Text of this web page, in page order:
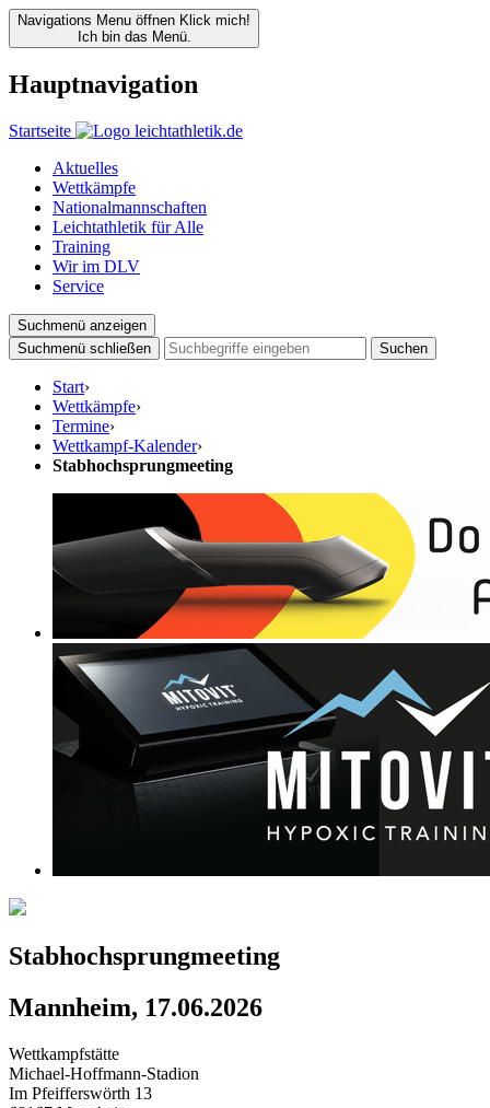
Navigations Menu öffnen Klick mich!
Ich bin das Menü.
Hauptnavigation
Startseite
Aktuelles
Wettkämpfe
Nationalmannschaften
Leichtathletik für Alle
Training
Wir im DLV
Service
Suchmenü anzeigen
Suchmenü schließen
Suchen
Start›
Wettkämpfe›
Termine›
Wettkampf-Kalender›
Stabhochsprungmeeting
Stabhochsprungmeeting
Mannheim, 17.06.2026
Wettkampfstätte
Michael-Hoffmann-Stadion
Im Pfeifferswörth 13